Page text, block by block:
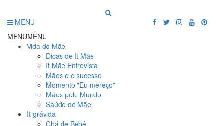
MENU
MENUMENU
Vida de Mãe
Dicas de It Mãe
It Mãe Entrevista
Mães e o sucesso
Momento "Eu mereço"
Mães pelo Mundo
Saúde de Mãe
It-grávida
Chá de Bebê